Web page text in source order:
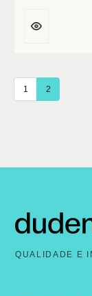
1 2
QUALIDADE E